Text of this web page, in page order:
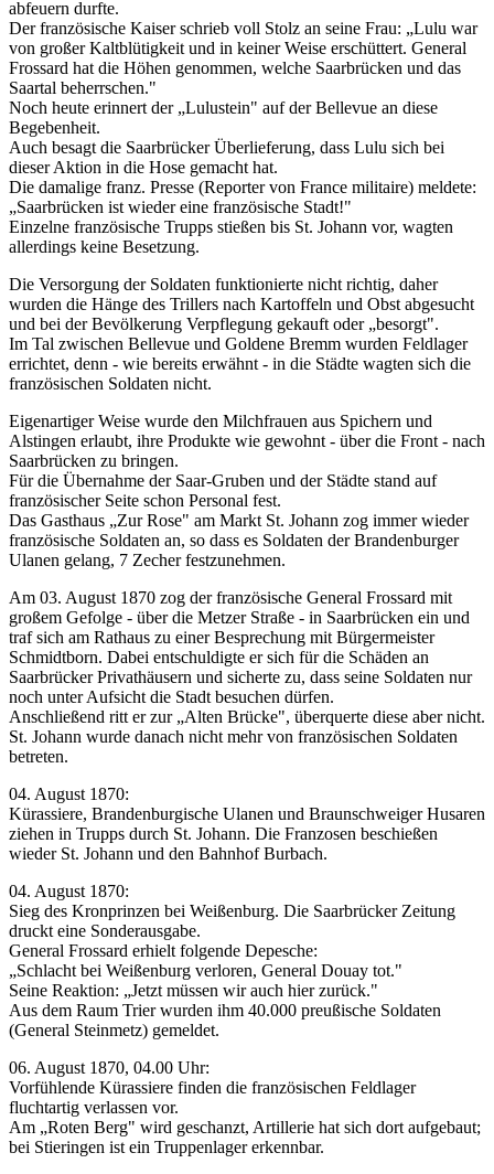
abfeuern durfte.
Der französische Kaiser schrieb voll Stolz an seine Frau: „Lulu war
von großer Kaltblütigkeit und in keiner Weise erschüttert. General
Frossard hat die Höhen genommen, welche Saarbrücken und das
Saartal beherrschen."
Noch heute erinnert der „Lulustein" auf der Bellevue an diese
Begebenheit.
Auch besagt die Saarbrücker Überlieferung, dass Lulu sich bei
dieser Aktion in die Hose gemacht hat.
Die damalige franz. Presse (Reporter von France militaire) meldete:
„Saarbrücken ist wieder eine französische Stadt!"
Einzelne französische Trupps stießen bis St. Johann vor, wagten
allerdings keine Besetzung.
Die Versorgung der Soldaten funktionierte nicht richtig, daher
wurden die Hänge des Trillers nach Kartoffeln und Obst abgesucht
und bei der Bevölkerung Verpflegung gekauft oder „besorgt".
Im Tal zwischen Bellevue und Goldene Bremm wurden Feldlager
errichtet, denn - wie bereits erwähnt - in die Städte wagten sich die
französischen Soldaten nicht.
Eigenartiger Weise wurde den Milchfrauen aus Spichern und
Alstingen erlaubt, ihre Produkte wie gewohnt - über die Front - nach
Saarbrücken zu bringen.
Für die Übernahme der Saar-Gruben und der Städte stand auf
französischer Seite schon Personal fest.
Das Gasthaus „Zur Rose" am Markt St. Johann zog immer wieder
französische Soldaten an, so dass es Soldaten der Brandenburger
Ulanen gelang, 7 Zecher festzunehmen.
Am 03. August 1870 zog der französische General Frossard mit
großem Gefolge - über die Metzer Straße - in Saarbrücken ein und
traf sich am Rathaus zu einer Besprechung mit Bürgermeister
Schmidtborn. Dabei entschuldigte er sich für die Schäden an
Saarbrücker Privathäusern und sicherte zu, dass seine Soldaten nur
noch unter Aufsicht die Stadt besuchen dürfen.
Anschließend ritt er zur „Alten Brücke", überquerte diese aber nicht.
St. Johann wurde danach nicht mehr von französischen Soldaten
betreten.
04. August 1870:
Kürassiere, Brandenburgische Ulanen und Braunschweiger Husaren
ziehen in Trupps durch St. Johann. Die Franzosen beschießen
wieder St. Johann und den Bahnhof Burbach.
04. August 1870:
Sieg des Kronprinzen bei Weißenburg. Die Saarbrücker Zeitung
druckt eine Sonderausgabe.
General Frossard erhielt folgende Depesche:
„Schlacht bei Weißenburg verloren, General Douay tot."
Seine Reaktion: „Jetzt müssen wir auch hier zurück."
Aus dem Raum Trier wurden ihm 40.000 preußische Soldaten
(General Steinmetz) gemeldet.
06. August 1870, 04.00 Uhr:
Vorfühlende Kürassiere finden die französischen Feldlager
fluchtartig verlassen vor.
Am „Roten Berg" wird geschanzt, Artillerie hat sich dort aufgebaut;
bei Stieringen ist ein Truppenlager erkennbar.